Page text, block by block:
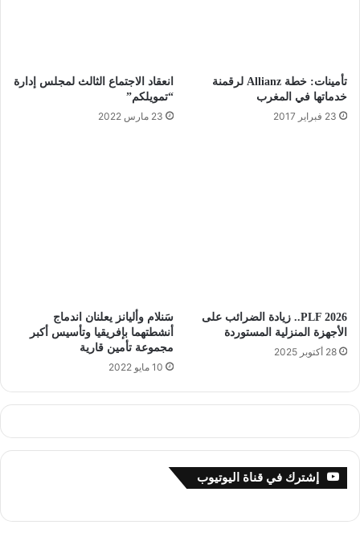
تأمينات: خطة Allianz لرقمنة
خدماتها في المغرب
23 فبراير 2017
انعقاد الاجتماع الثالث لمجلس إدارة
“تمويلكم”
23 مارس 2022
PLF 2026.. زيادة الضرائب على
الأجهزة المنزلية المستوردة
28 أكتوبر 2025
سَنلام وأليانز يعلنان اندماج
أنشطتهما بإفريقيا وتأسيس أكبر
مجموعة تأمين قارية
10 مايو 2022
إشترك في قناة اليوتيوب